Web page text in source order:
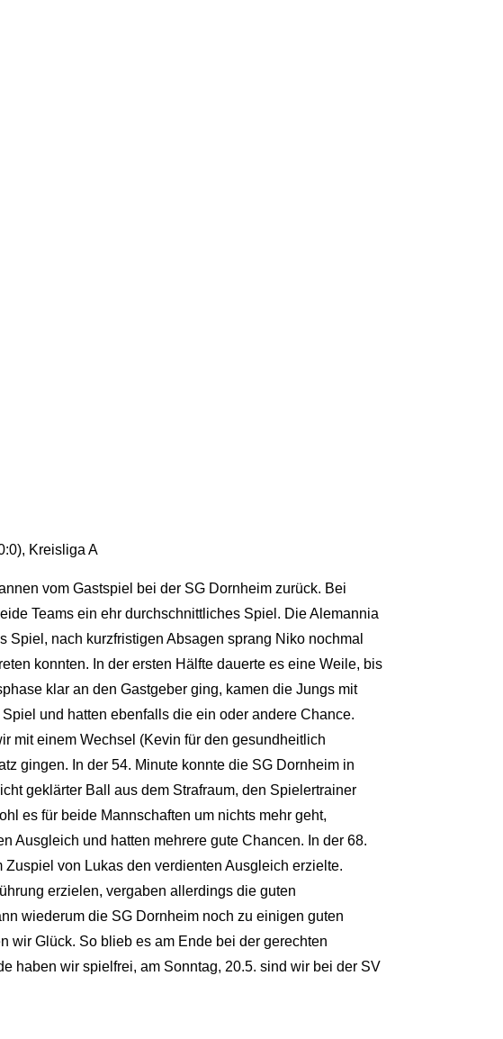
Kreisliga A
vom Gastspiel bei der SG Dornheim zurück. Bei
Teams ein ehr durchschnittliches Spiel. Die Alemannia
nach kurzfristigen Absagen sprang Niko nochmal
konnten. In der ersten Hälfte dauerte es eine Weile, bis
klar an den Gastgeber ging, kamen die Jungs mit
und hatten ebenfalls die ein oder andere Chance.
mit einem Wechsel (Kevin für den gesundheitlich
gingen. In der 54. Minute konnte die SG Dornheim in
geklärter Ball aus dem Strafraum, den Spielertrainer
es für beide Mannschaften um nichts mehr geht,
Ausgleich und hatten mehrere gute Chancen. In der 68.
von Lukas den verdienten Ausgleich erzielte.
erzielen, vergaben allerdings die guten
wiederum die SG Dornheim noch zu einigen guten
wir Glück. So blieb es am Ende bei der gerechten
haben wir spielfrei, am Sonntag, 20.5. sind wir bei der SV